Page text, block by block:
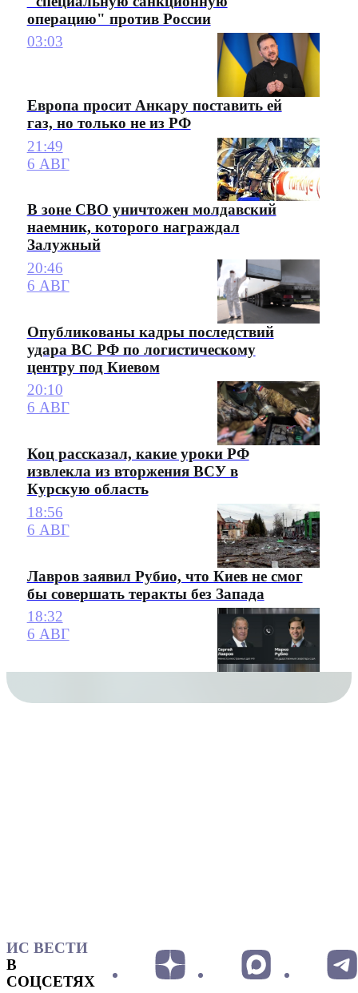
операцию" против России
03:03
Европа просит Анкару поставить ей
газ, но только не из РФ
21:49
6 АВГ
В зоне СВО уничтожен молдавский
наемник, которого награждал
Залужный
20:46
6 АВГ
Опубликованы кадры последствий
удара ВС РФ по логистическому
центру под Киевом
20:10
6 АВГ
Коц рассказал, какие уроки РФ
извлекла из вторжения ВСУ в
Курскую область
18:56
6 АВГ
Лавров заявил Рубио, что Киев не смог
бы совершать теракты без Запада
18:32
6 АВГ
ИС ВЕСТИ
В
СОЦСЕТЯХ